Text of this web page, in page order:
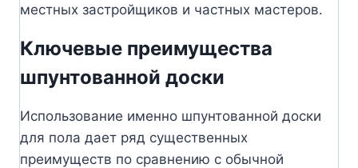
местных застройщиков и частных мастеров.
Ключевые преимущества
шпунтованной доски
Использование именно шпунтованной доски
для пола дает ряд существенных
преимуществ по сравнению с обычной